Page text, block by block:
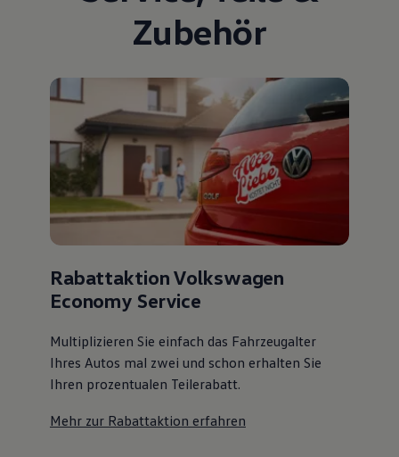
Zubehör
Rabattaktion Volkswagen
Economy Service
Multiplizieren Sie einfach das Fahrzeugalter
Ihres Autos mal zwei und schon erhalten Sie
Ihren prozentualen Teilerabatt.
Mehr zur Rabattaktion erfahren